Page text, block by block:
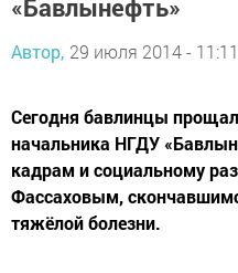
«Бавлынефть»
Автор, 29 июля 2014 - 11:11
Сегодня бавлинцы
начальника НГДУ
кадрам и социальному
Фассаховым,
тяжёлой болезни.